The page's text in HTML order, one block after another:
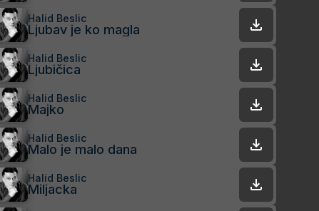
Halid Beslic
Ljubav je ko magla
Halid Beslic
Ljubičica
Halid Beslic
Majko
Halid Beslic
Malo je malo dana
Halid Beslic
Miljacka